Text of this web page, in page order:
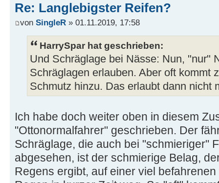
Re: Langlebigster Reifen?
von SingleR » 01.11.2019, 17:58
HarrySpar hat geschrieben:
Und Schräglage bei Nässe: Nun, "nur"
Schräglagen erlauben. Aber oft kommt
Schmutz hinzu. Das erlaubt dann nicht
Ich habe doch weiter oben in diesem
"Ottonormalfahrer" geschrieben. Der
Schräglage, die auch bei "schmieriger"
abgesehen, ist der schmierige Belag,
Regens ergibt, auf einer viel